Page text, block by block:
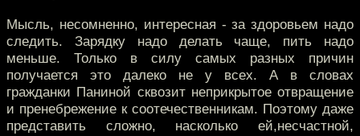
Мысль, несомненно, интересная - за здоровьем надо
следить. Зарядку надо делать чаще, пить надо
меньше. Только в силу самых разных причин
получается это далеко не у всех. А в словах
гражданки Паниной сквозит неприкрытое отвращение
и пренебрежение к соотечественникам. Поэтому даже
представить сложно, насколько ей,несчастной,